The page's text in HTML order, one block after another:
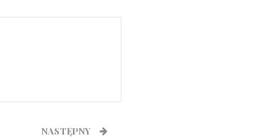
NASTĘPNY